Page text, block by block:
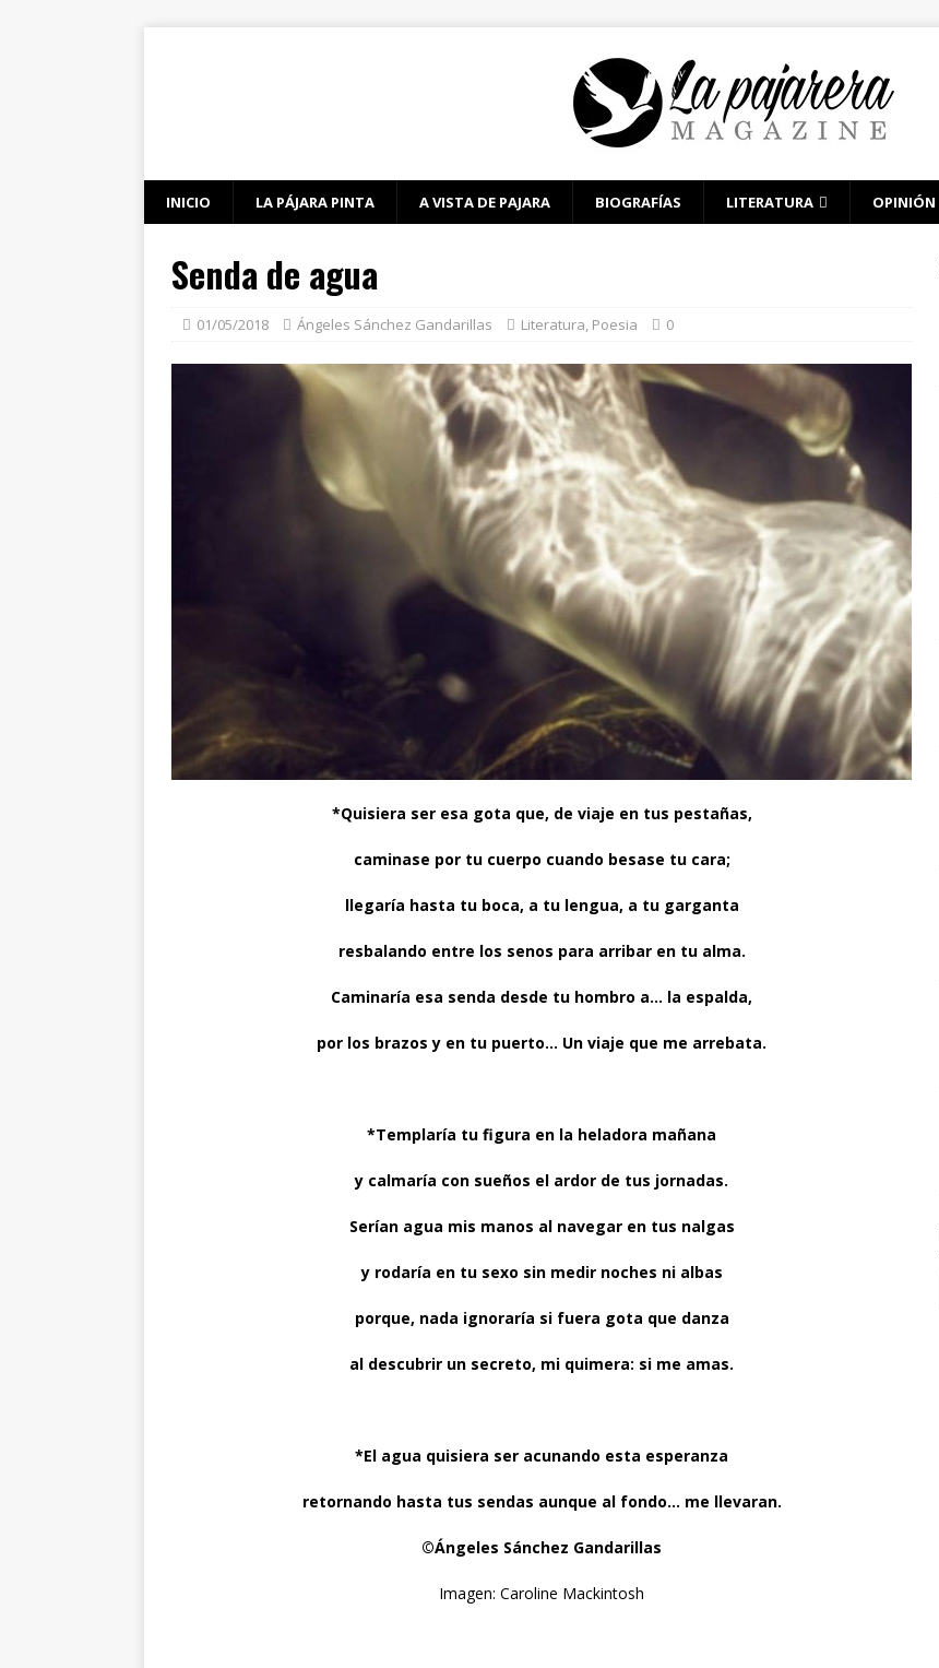
INICIO LA PÁJARA PINTA A VISTA DE PAJARA BIOGRAFÍAS LITERATURA OPINIÓN
Senda de agua
01/05/2018 Ángeles Sánchez Gandarillas Literatura, Poesia 0
*Quisiera ser esa gota que, de viaje en tus pestañas,
caminase por tu cuerpo cuando besase tu cara;
llegaría hasta tu boca, a tu lengua, a tu garganta
resbalando entre los senos para arribar en tu alma.
Caminaría esa senda desde tu hombro a… la espalda,
por los brazos y en tu puerto… Un viaje que me arrebata.
*Templaría tu figura en la heladora mañana
y calmaría con sueños el ardor de tus jornadas.
Serían agua mis manos al navegar en tus nalgas
y rodaría en tu sexo sin medir noches ni albas
porque, nada ignoraría si fuera gota que danza
al descubrir un secreto, mi quimera: si me amas.
*El agua quisiera ser acunando esta esperanza
retornando hasta tus sendas aunque al fondo… me llevaran.
©Ángeles Sánchez Gandarillas
Imagen: Caroline Mackintosh